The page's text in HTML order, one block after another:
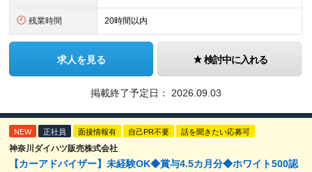
残業時間 20時間以内
求人を見る 検討中に入れる
掲載終了予定日： 2026.09.03
NEW 正社員 面接情報有 自己PR不要 話を聞きたい応募可
神奈川ダイハツ販売株式会社
【カーアドバイザー】未経験OK◆賞与4.5カ月分◆ホワイト500認